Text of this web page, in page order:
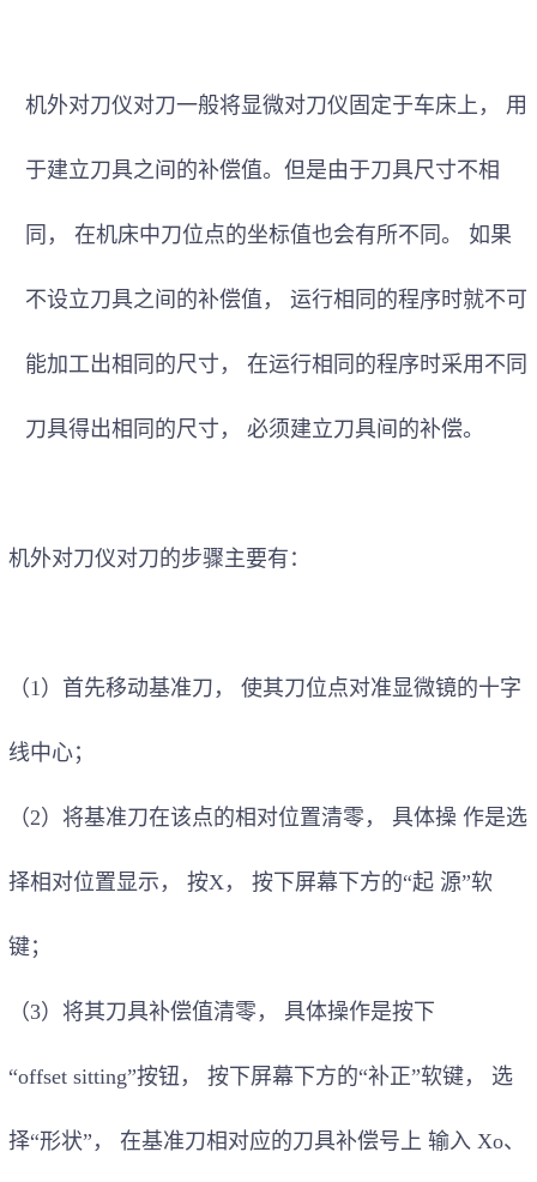
机外对刀仪对刀一般将显微对刀仪固定于车床上 ， 用
于建立刀具之间的补偿值。 但是由于刀具尺寸不相
同 ， 在机床中刀位点的坐标值也会有所不同。 如果
不设立刀具之间的补偿值 ， 运行相同的程序时就不可
能加工出相同的尺寸 ， 在运行相同的程序时采用不同
刀具得出相同的尺寸 ， 必须建立刀具间的补偿。
机外对刀仪对刀的步骤主要有：
（1）首先移动基准刀 ， 使其刀位点对准显微镜的十字
线中心；
（2）将基准刀在该点的相对位置清零 ， 具体操 作是选
择相对位置显示 ， 按X ， 按下屏幕下方的“起 源”软
键；
（3）将其刀具补偿值清零 ， 具体操作是按下
“offset sitting”按钮 ， 按下屏幕下方的“补正”软键， 选
择“形状” ， 在基准刀相对应的刀具补偿号上 输入 Xo、